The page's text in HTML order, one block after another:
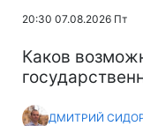
20:30 07.08.2026 Пт
Каков
ДМИТРИЙ